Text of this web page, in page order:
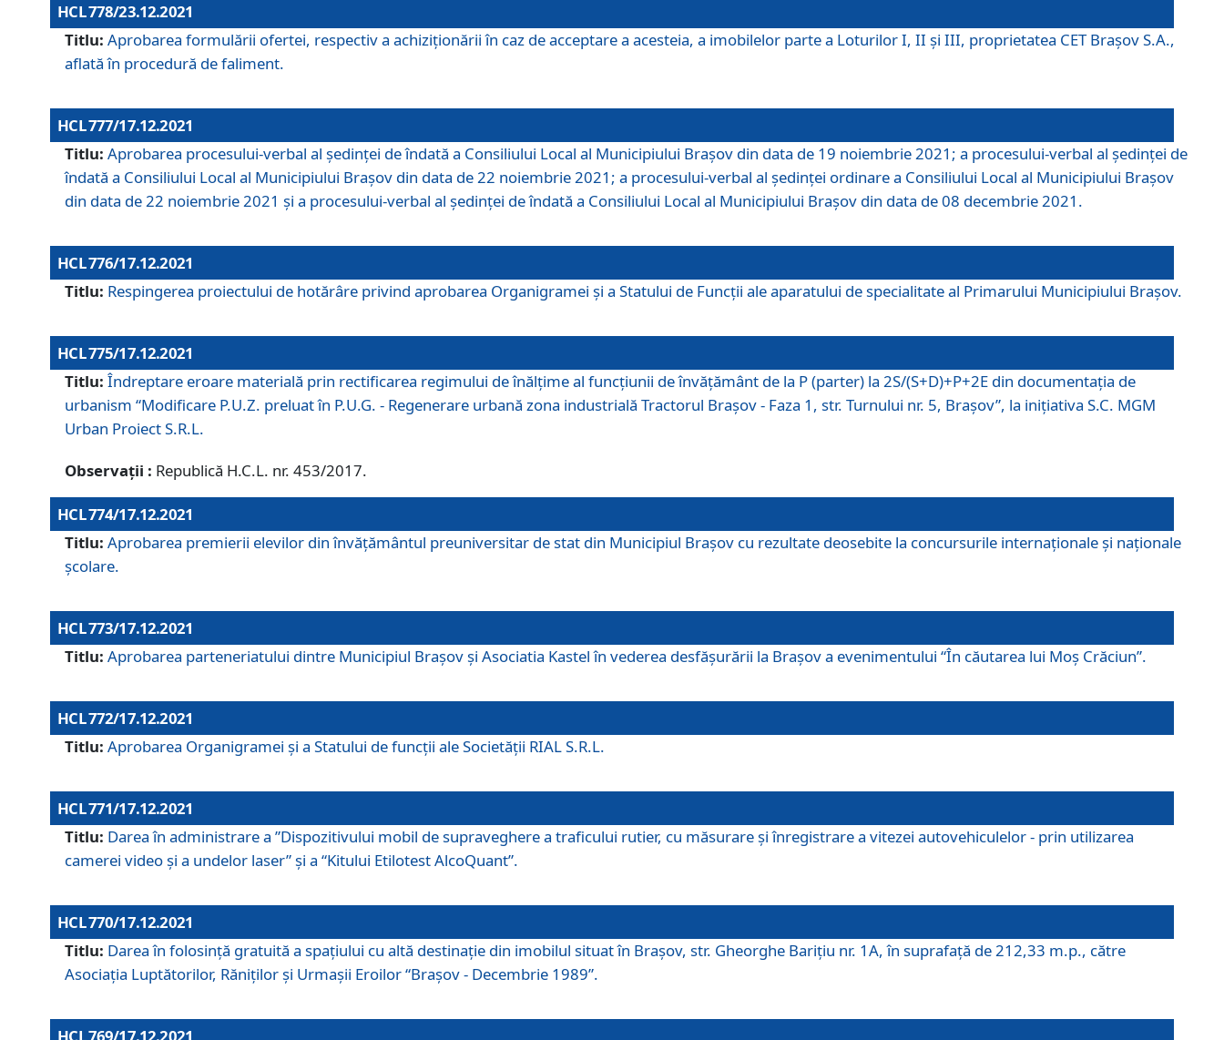
HCL 778/23.12.2021
Titlu: Aprobarea formulării ofertei, respectiv a achiziționării în caz de acceptare a acesteia, a imobilelor parte a Loturilor I, II și III, proprietatea CET Brașov S.A.,
aflată în procedură de faliment.
HCL 777/17.12.2021
Titlu: Aprobarea procesului-verbal al şedinţei de îndată a Consiliului Local al Municipiului Braşov din data de 19 noiembrie 2021; a procesului-verbal al şedinţei de
îndată a Consiliului Local al Municipiului Braşov din data de 22 noiembrie 2021; a procesului-verbal al şedinţei ordinare a Consiliului Local al Municipiului Braşov
din data de 22 noiembrie 2021 și a procesului-verbal al şedinţei de îndată a Consiliului Local al Municipiului Braşov din data de 08 decembrie 2021.
HCL 776/17.12.2021
Titlu: Respingerea proiectului de hotărâre privind aprobarea Organigramei şi a Statului de Funcţii ale aparatului de specialitate al Primarului Municipiului Braşov.
HCL 775/17.12.2021
Titlu: Îndreptare eroare materială prin rectificarea regimului de înălţime al funcţiunii de învăţământ de la P (parter) la 2S/(S+D)+P+2E din documentaţia de
urbanism “Modificare P.U.Z. preluat în P.U.G. - Regenerare urbană zona industrială Tractorul Braşov - Faza 1, str. Turnului nr. 5, Braşov”, la iniţiativa S.C. MGM
Urban Proiect S.R.L.
Observații : Republică H.C.L. nr. 453/2017.
HCL 774/17.12.2021
Titlu: Aprobarea premierii elevilor din învățământul preuniversitar de stat din Municipiul Brașov cu rezultate deosebite la concursurile internaționale și naționale
școlare.
HCL 773/17.12.2021
Titlu: Aprobarea parteneriatului dintre Municipiul Brașov și Asociatia Kastel în vederea desfăşurării la Brașov a evenimentului “În căutarea lui Moș Crăciun”.
HCL 772/17.12.2021
Titlu: Aprobarea Organigramei şi a Statului de funcţii ale Societăţii RIAL S.R.L.
HCL 771/17.12.2021
Titlu: Darea în administrare a ”Dispozitivului mobil de supraveghere a traficului rutier, cu măsurare și înregistrare a vitezei autovehiculelor - prin utilizarea
camerei video și a undelor laser” și a “Kitului Etilotest AlcoQuant”.
HCL 770/17.12.2021
Titlu: Darea în folosinţă gratuită a spaţiului cu altă destinaţie din imobilul situat în Braşov, str. Gheorghe Bariţiu nr. 1A, în suprafaţă de 212,33 m.p., către
Asociaţia Luptătorilor, Răniţilor şi Urmaşii Eroilor “Braşov - Decembrie 1989”.